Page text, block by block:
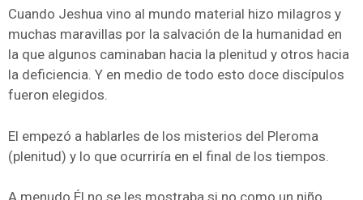
Cuando Jeshua vino al mundo material hizo milagros y
muchas maravillas por la salvación de la humanidad en
la que algunos caminaban hacia la plenitud y otros hacia
la deficiencia. Y en medio de todo esto doce discípulos
fueron elegidos.
El empezó a hablarles de los misterios del Pleroma
(plenitud) y lo que ocurriría en el final de los tiempos.
A menudo Él no se les mostraba si no como un niño.